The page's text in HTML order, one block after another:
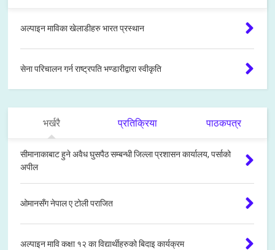
अल्पाइन माविका खेलाडीहरु भारत प्रस्थान
सेना परिचालन गर्न राष्ट्रपति भण्डारीद्वारा स्वीकृति
भर्खरै प्रतिक्रिया पाठकपत्र
सीमानाकाबाट हुने अवैध घुसपैठ सम्बन्धी जिल्ला प्रशासन कार्यालय, पर्साको
अपील
ओमानसँग नेपाल ए टोली पराजित
अल्पाइन मावि कक्षा १२ का विद्यार्थीहरुको बिदाइ कार्यक्रम